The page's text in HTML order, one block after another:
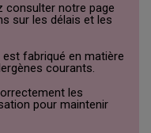
consulter notre page
sur les délais et les
fabriqué en matière
courants.
les
pour maintenir